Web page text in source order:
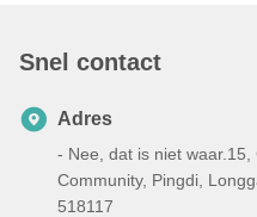
Snel contact
Adres
- Nee, dat is niet
Community, Pingdi,
518117